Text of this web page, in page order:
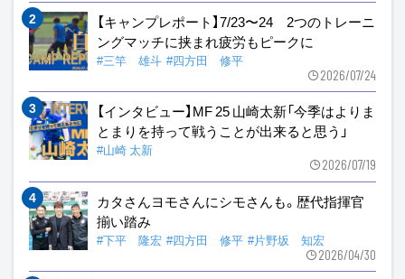
【キャンプレポート】7/23〜24 2つのトレーニ
ングマッチに挟まれ疲労もピークに
#三竿 雄斗 #四方田 修平
2026/07/24
【インタビュー】MF 25 山崎太新「今季はよりま
とまりを持って戦うことが出来ると思う」
#山崎 太新
2026/07/19
カタさんヨモさんにシモさんも。歴代指揮官
揃い踏み
#下平 隆宏 #四方田 修平 #片野坂 知宏
2026/04/30